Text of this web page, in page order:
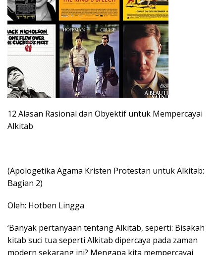
12 Alasan Rasional dan Obyektif untuk Mempercayai
Alkitab
(Apologetika Agama Kristen Protestan untuk Alkitab:
Bagian 2)
Oleh: Hotben Lingga
‘Banyak pertanyaan tentang Alkitab, seperti: Bisakah
kitab suci tua seperti Alkitab dipercaya pada zaman
modern sekarang ini? Mengapa kita mempercayai